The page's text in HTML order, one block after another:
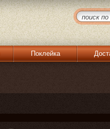
Поклейка